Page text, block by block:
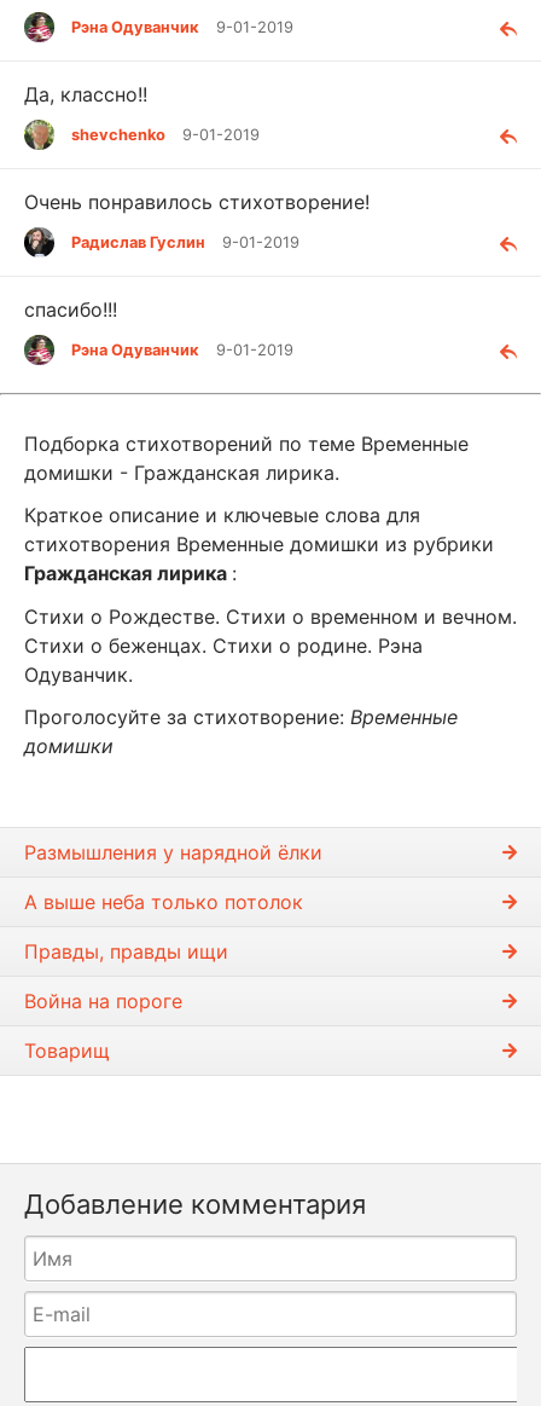
Рэна Одуванчик 9-01-2019
Да, классно!!
shevchenko 9-01-2019
Очень понравилось стихотворение!
Радислав Гуслин 9-01-2019
спасибо!!!
Рэна Одуванчик 9-01-2019
Подборка стихотворений по теме Временные
домишки - Гражданская лирика.
Краткое описание и ключевые слова для
стихотворения Временные домишки из рубрики
Гражданская лирика :
Стихи о Рождестве. Стихи о временном и вечном.
Стихи о беженцах. Стихи о родине. Рэна
Одуванчик.
Проголосуйте за стихотворение: Временные
домишки
Размышления у нарядной ёлки
А выше неба только потолок
Правды, правды ищи
Война на пороге
Товарищ
Добавление комментария